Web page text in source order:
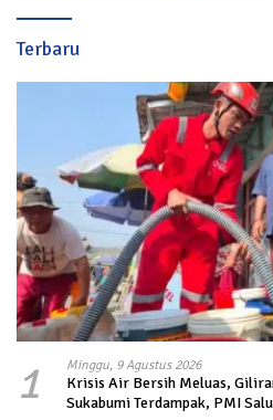
Terbaru
1 Minggu, 9 Agustus 2026
Krisis Air Bersih Meluas,
Sukabumi Terdampak, PMI